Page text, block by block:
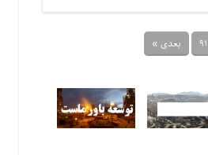
91 بعدی »